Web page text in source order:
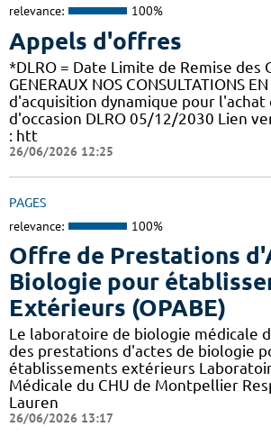
relevance: 100%
Appels d'offres
*DLRO = Date Limite de Remise des
GENERAUX NOS CONSULTATIONS
d'acquisition dynamique pour l'achat
d'occasion DLRO 05/12/2030 Lien
: htt
26/06/2026 12:25
PAGES
relevance: 100%
Offre de Prestations
Biologie pour
Extérieurs (OPABE)
Le laboratoire de biologie médicale
des prestations d'actes de biologie
établissements extérieurs
Médicale du CHU de Montpellier
Lauren
26/06/2026 13:17